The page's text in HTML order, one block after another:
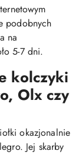
podobnych
na
5-7 dni.
kolczyki
Olx czy
okazjonalnie
Jej skarby